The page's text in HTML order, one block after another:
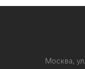
Москва,